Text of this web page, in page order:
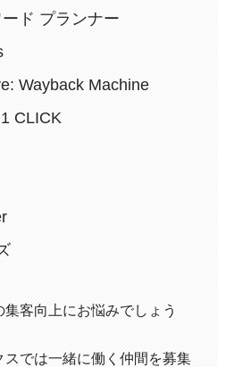
ド プランナー
Wayback Machine
CLICK
集客向上にお悩みでしょう
スでは一緒に働く仲間を募集